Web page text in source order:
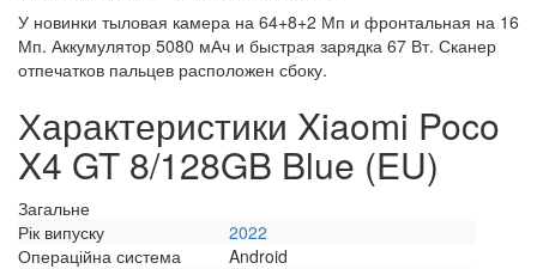
У новинки тыловая камера на 64+8+2 Мп и фронтальная на 16
Мп. Аккумулятор 5080 мАч и быстрая зарядка 67 Вт. Сканер
отпечатков пальцев расположен сбоку.
Характеристики Xiaomi Poco
X4 GT 8/128GB Blue (EU)
Загальне
Рік випуску
2022
Операційна система
Android